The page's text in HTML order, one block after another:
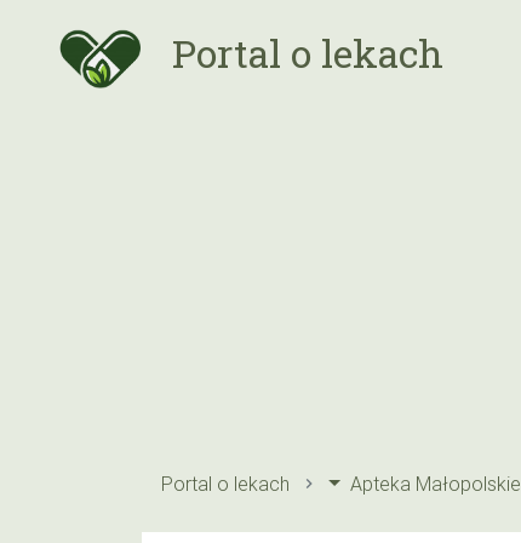
Portal o lekach
Portal o lekach Apteka Małopolskie